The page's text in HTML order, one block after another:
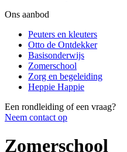
Ons aanbod
Peuters en kleuters
Otto de Ontdekker
Basisonderwijs
Zomerschool
Zorg en begeleiding
Heppie Happie
Een rondleiding of een vraag?
Neem contact op
Zomerschool